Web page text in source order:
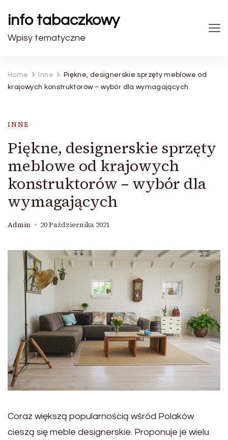
info tabaczkowy
Wpisy tematyczne
Home Inne
Piękne, designerskie sprzęty meblowe od
krajowych konstruktorów – wybór dla wymagających
INNE
Piękne, designerskie sprzęty
meblowe od krajowych
konstruktorów – wybór dla
wymagających
Admin 20 Października 2021
Coraz większą popularnością wśród Polaków
cieszą się meble designerskie. Proponuje je wielu